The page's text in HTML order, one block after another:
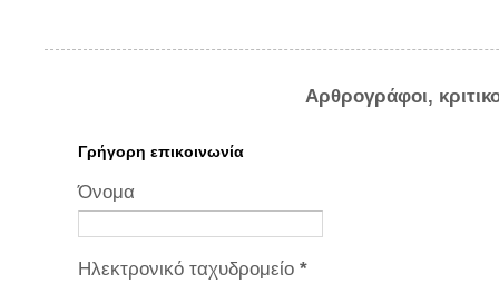
Αρθρογράφοι,
Γρήγορη επικοινωνία
Όνομα
Ηλεκτρονικό ταχυδρομείο *